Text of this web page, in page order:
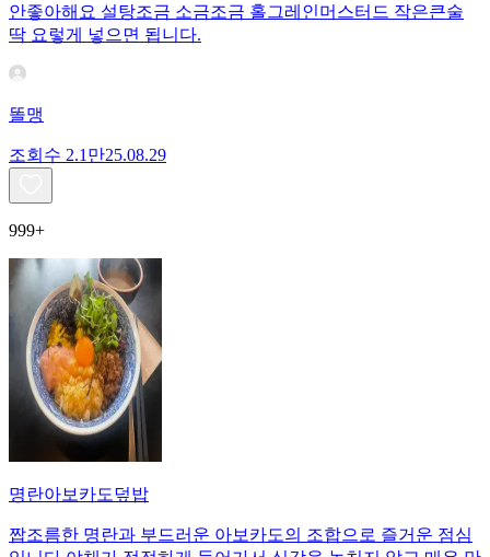
안좋아해요 설탕조금 소금조금 홀그레인머스터드 작은큰술
딱 요렇게 넣으면 됩니다.
똘맹
조회수 2.1만25.08.29
999+
명란아보카도덮밥
짭조름한 명란과 부드러운 아보카도의 조합으로 즐거운 점심